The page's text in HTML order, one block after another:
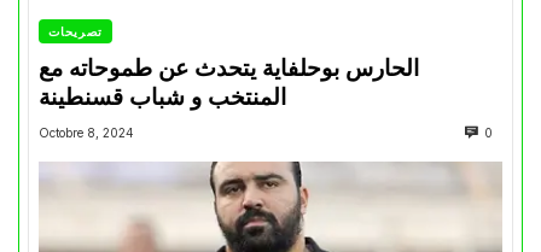
تصريحات
الحارس بوحلفاية يتحدث عن طموحاته مع
المنتخب و شباب قسنطينة
Octobre 8, 2024 0